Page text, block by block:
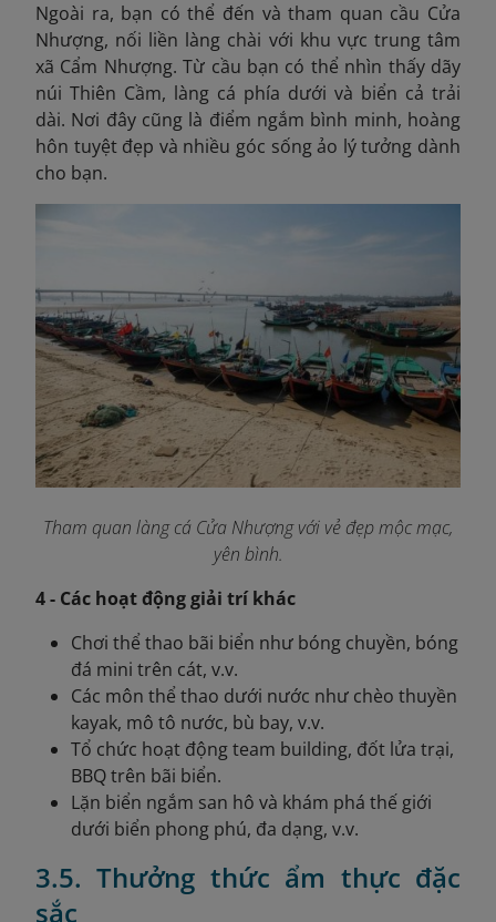
Ngoài ra, bạn có thể đến và tham quan cầu Cửa
Nhượng, nối liền làng chài với khu vực trung tâm
xã Cẩm Nhượng. Từ cầu bạn có thể nhìn thấy dãy
núi Thiên Cầm, làng cá phía dưới và biển cả trải
dài. Nơi đây cũng là điểm ngắm bình minh, hoàng
hôn tuyệt đẹp và nhiều góc sống ảo lý tưởng dành
cho bạn.
Tham quan làng cá Cửa Nhượng với vẻ đẹp mộc mạc,
yên bình.
4 - Các hoạt động giải trí khác
Chơi thể thao bãi biển như bóng chuyền, bóng
đá mini trên cát, v.v.
Các môn thể thao dưới nước như chèo thuyền
kayak, mô tô nước, bù bay, v.v.
Tổ chức hoạt động team building, đốt lửa trại,
BBQ trên bãi biển.
Lặn biển ngắm san hô và khám phá thế giới
dưới biển phong phú, đa dạng, v.v.
3.5. Thưởng thức ẩm thực đặc
sắc